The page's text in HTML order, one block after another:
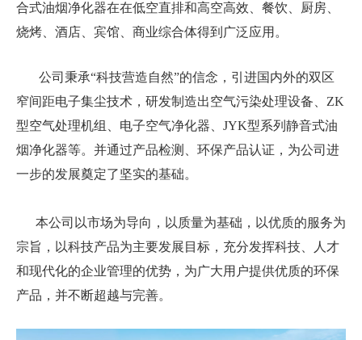
合式油烟净化器在在低空直排和高空高效、餐饮、厨房、
烧烤、酒店、宾馆、商业综合体得到广泛应用。
公司秉承“科技营造自然”的信念，引进国内外的双区
窄间距电子集尘技术，研发制造出空气污染处理设备、ZK
型空气处理机组、电子空气净化器、JYK型系列静音式油
烟净化器等。并通过产品检测、环保产品认证，为公司进
一步的发展奠定了坚实的基础。
本公司以市场为导向，以质量为基础，以优质的服务为
宗旨，以科技产品为主要发展目标，充分发挥科技、人才
和现代化的企业管理的优势，为广大用户提供优质的环保
产品，并不断超越与完善。